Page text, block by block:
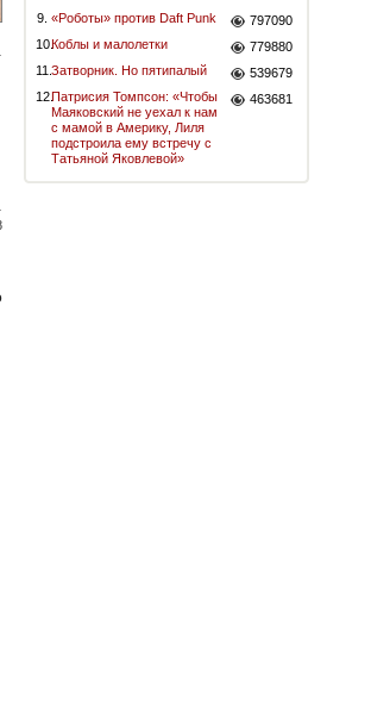
9. «Роботы» против Daft Punk
797090
10.Коблы и малолетки
779880
11.Затворник. Но пятипалый
539679
12.Патрисия Томпсон: «Чтобы
Маяковский не уехал к нам
с мамой в Америку, Лиля
подстроила ему встречу с
Татьяной Яковлевой»
463681